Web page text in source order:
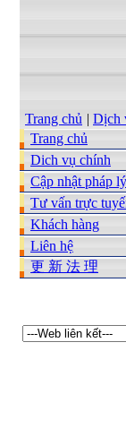
Trang chủ | Dịch
Trang chủ
Dich vụ chính
Cập nhật pháp lý
Tư vấn trực
Khách hàng
Liên hệ
更 新 法 理